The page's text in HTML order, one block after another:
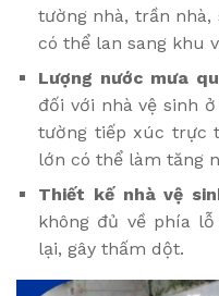
tường nhà, trần
có thể lan sang khu
Lượng nước mưa
đối với nhà vệ sinh
tường tiếp xúc trực
lớn có thể làm tăng
Thiết kế nhà vệ
không đủ về phía
lại, gây thấm dột.